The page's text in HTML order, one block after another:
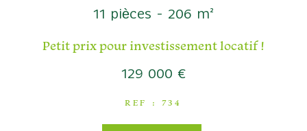
11 pièces - 206 m²
Petit prix pour investissement locatif !
129 000 €
REF : 734